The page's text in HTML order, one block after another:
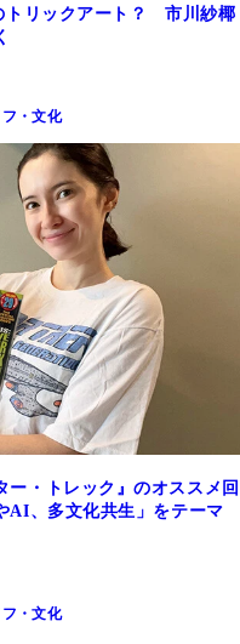
トリックアート？ 市川紗椰
フ・文化
ー・トレック』のオススメ回
、多文化共生」をテーマ
フ・文化